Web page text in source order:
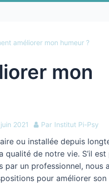
améliorer mon humeur ?
mon
2021 Par Institut Pi-Psy
ou installée depuis
de notre vie. S’il
par un professionnel, nous
pour améliorer son